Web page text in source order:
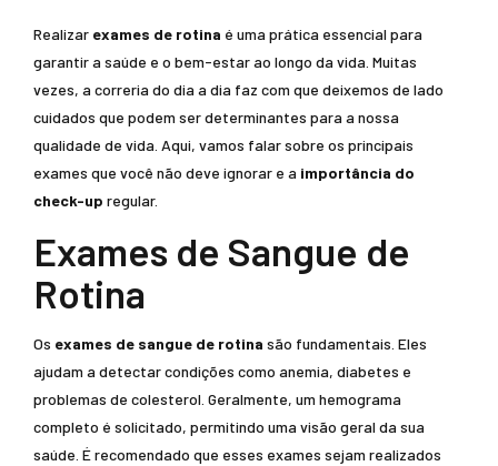
Realizar exames de rotina é uma prática essencial para
garantir a saúde e o bem-estar ao longo da vida. Muitas
vezes, a correria do dia a dia faz com que deixemos de lado
cuidados que podem ser determinantes para a nossa
qualidade de vida. Aqui, vamos falar sobre os principais
exames que você não deve ignorar e a importância do
check-up regular.
Exames de Sangue de
Rotina
Os exames de sangue de rotina são fundamentais. Eles
ajudam a detectar condições como anemia, diabetes e
problemas de colesterol. Geralmente, um hemograma
completo é solicitado, permitindo uma visão geral da sua
saúde. É recomendado que esses exames sejam realizados